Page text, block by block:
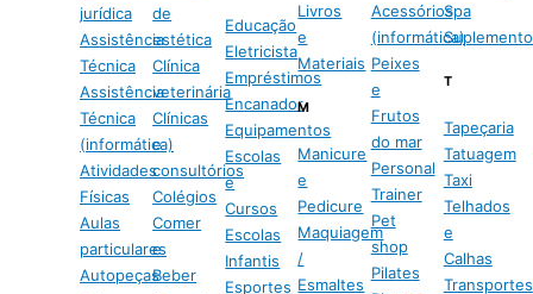
jurídica
Assistência
Técnica
Assistência
Técnica
(informática)
Atividades
Físicas
Aulas
particulares
Autopeças
de
estética
Clínica
veterinária
Clínicas
e
consultórios
Colégios
Comer
e
Beber
Educação
Eletricista
Empréstimos
Encanador
Equipamentos
Escolas
e
Cursos
Escolas
Infantis
Esportes
Livros
e
Materiais
M
Manicure
e
Pedicure
Maquiagem
/
Esmaltes
Acessórios
(informática)
Peixes
e
Frutos
do mar
Personal
Trainer
Pet
shop
Pilates
Spa
T
Tapeçaria
Tatuagem
Taxi
Telhados
e
Calhas
Transportes